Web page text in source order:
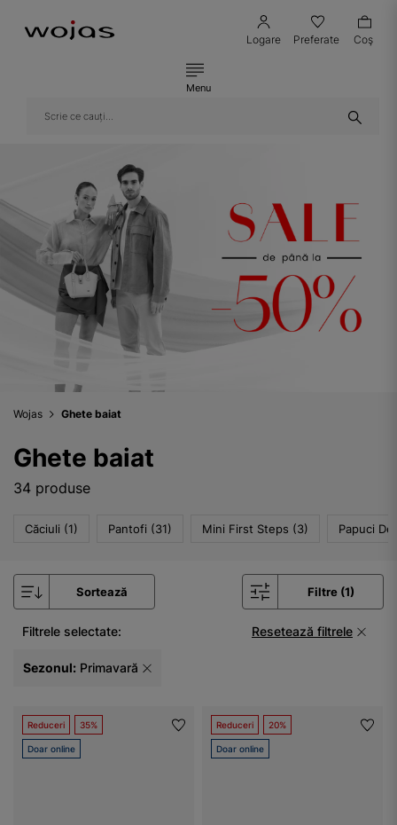
Logare Preferate Coş
Menu
Wojas Ghete baiat
Ghete baiat
34 produse
Căciuli (1) Pantofi (31) Mini First Steps (3) Papuci
Sortează Filtre (1)
Filtrele selectate: Resetează filtrele
Sezonul: Primavară
Reduceri 35%
Doar online
Reduceri 20%
Doar online